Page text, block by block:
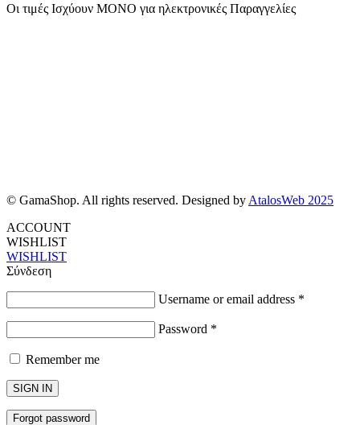
Οι τιμές Ισχύουν ΜΟΝΟ για ηλεκτρονικές Παραγγελίες
© GamaShop. All rights reserved. Designed by AtalosWeb 2025
ACCOUNT
WISHLIST
WISHLIST
Σύνδεση
Username or email address *
Password *
Remember me
SIGN IN
Forgot password